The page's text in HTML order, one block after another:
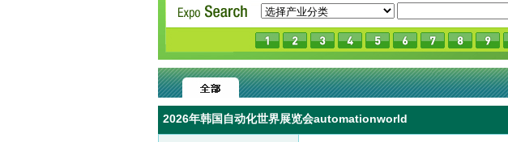
2026年韩国自动化世界展览会automationworld